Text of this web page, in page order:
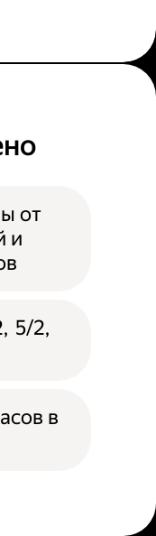
от
и
5/2,
в